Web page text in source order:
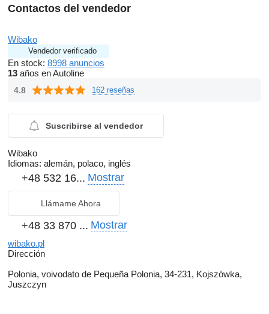
Contactos del vendedor
Wibako
Vendedor verificado
En stock: 8998 anuncios
13 años en Autoline
4.8 162 reseñas
Suscribirse al vendedor
Wibako
Idiomas: alemán, polaco, inglés
+48 532 16... Mostrar
Llámame Ahora
+48 33 870 ... Mostrar
wibako.pl
Dirección
Polonia, voivodato de Pequeña Polonia, 34-231, Kojszówka,
Juszczyn